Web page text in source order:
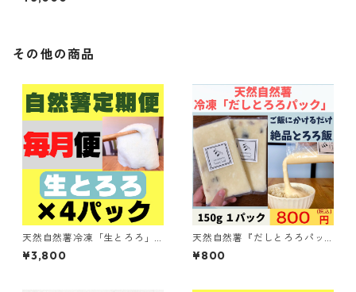
定期便
その他の商品
天然自然薯冷凍「生とろろ」4
パックセット 「毎月」 定期
便
¥3,800
天然自然薯『だしとろろパッ
ク』150ｇ
¥800